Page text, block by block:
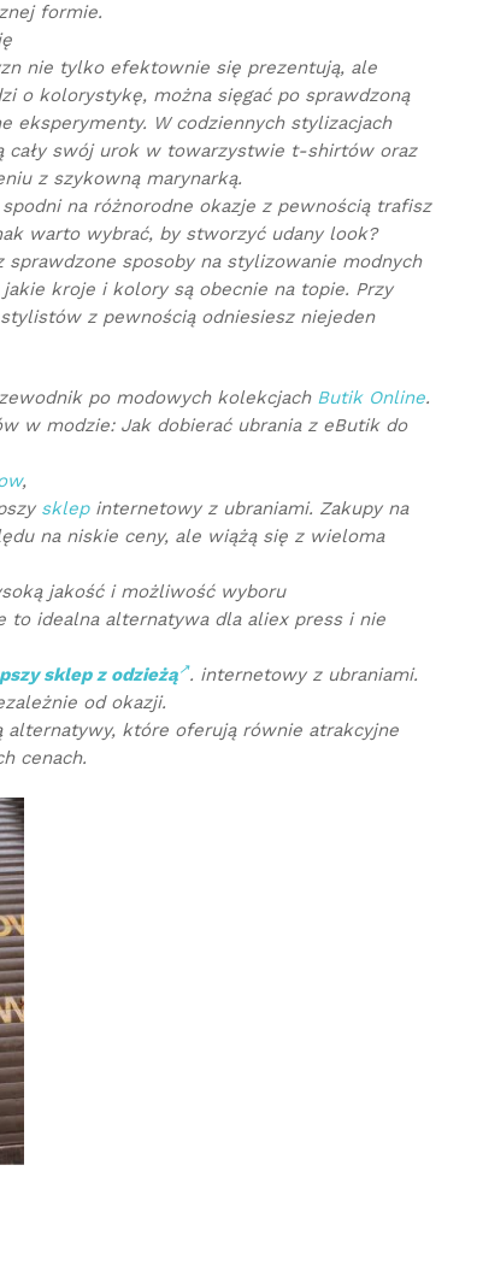
formie.
nie tylko efektownie się prezentują, ale
o kolorystykę, można sięgać po sprawdzoną
eksperymenty. W codziennych stylizacjach
cały swój urok w towarzystwie t-shirtów oraz
z szykowną marynarką.
na różnorodne okazje z pewnością trafisz
warto wybrać, by stworzyć udany look?
sposoby na stylizowanie modnych
kroje i kolory są obecnie na topie. Przy
z pewnością odniesiesz niejeden
po modowych kolekcjach Butik Online.
w modzie: Jak dobierać ubrania z eButik do
,
sklepinternetowy z ubraniami. Zakupy na
na niskie ceny, ale wiążą się z wieloma
jakość i możliwość wyboru
to idealna alternatywa dla aliex press i nie
sklep z odzieżą . internetowy z ubraniami.
od okazji.
alternatywy, które oferują równie atrakcyjne
cenach.